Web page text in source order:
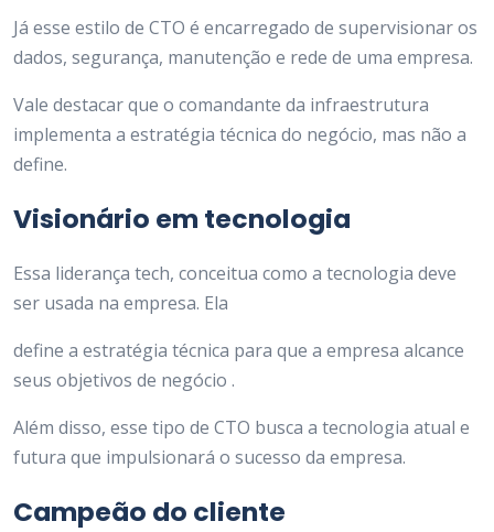
Já esse estilo de CTO é encarregado de supervisionar os
dados, segurança, manutenção e rede de uma empresa.
Vale destacar que o comandante da infraestrutura
implementa a estratégia técnica do negócio, mas não a
define.
Visionário em tecnologia
Essa liderança tech, conceitua como a tecnologia deve
ser usada na empresa. Ela
define a estratégia técnica para que a empresa alcance
seus objetivos de negócio .
Além disso, esse tipo de CTO busca a tecnologia atual e
futura que impulsionará o sucesso da empresa.
Campeão do cliente